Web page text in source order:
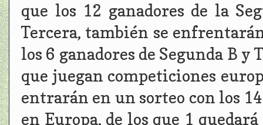
que los 12 ganadores de la
Tercera, también se
los 6 ganadores de Segunda B
que juegan competiciones
entrarán en un sorteo con los
en Europa, de los que 1